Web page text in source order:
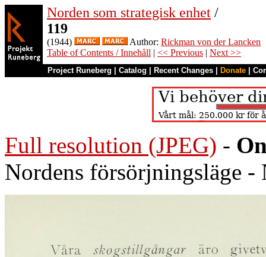
Norden som strategisk enhet /
119
(1944) Author: Rickman von der Lancken
Table of Contents / Innehåll | << Previous | Next >>
Project Runeberg Catalog Recent Changes Donate
Full resolution (JPEG) -
Nordens försörjningsläge -